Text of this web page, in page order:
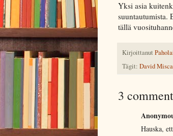
Yksi asia
suuntautumista.
tällä
Kirjoittanut
Tägit: David
3
Hauska,